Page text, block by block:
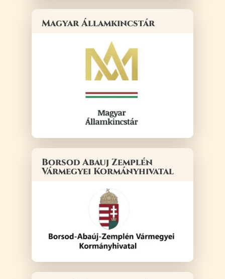
Magyar Államkincstár
Borsod Abauj Zemplén
Vármegyei Kormányhivatal